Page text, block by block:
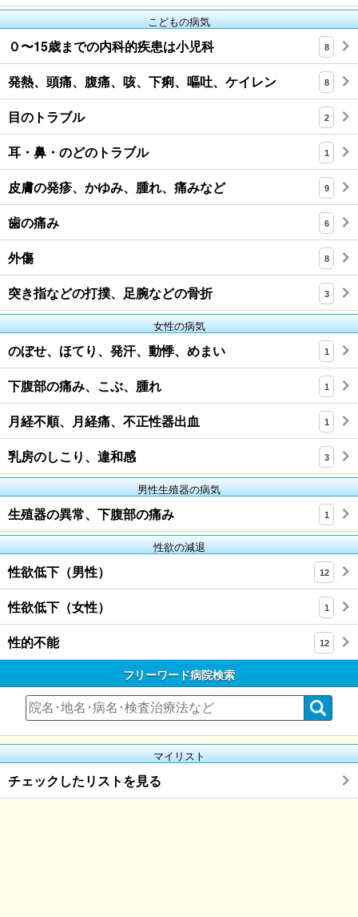
こどもの病気
０〜15歳までの内科的疾患は小児科 8
発熱、頭痛、腹痛、咳、下痢、嘔吐、ケイレン 8
目のトラブル 2
耳・鼻・のどのトラブル 1
皮膚の発疹、かゆみ、腫れ、痛みなど 9
歯の痛み 6
外傷 8
突き指などの打撲、足腕などの骨折 3
女性の病気
のぼせ、ほてり、発汗、動悸、めまい 1
下腹部の痛み、こぶ、腫れ 1
月経不順、月経痛、不正性器出血 1
乳房のしこり、違和感 3
男性生殖器の病気
生殖器の異常、下腹部の痛み 1
性欲の減退
性欲低下（男性） 12
性欲低下（女性） 1
性的不能 12
フリーワード病院検索
マイリスト
チェックしたリストを見る